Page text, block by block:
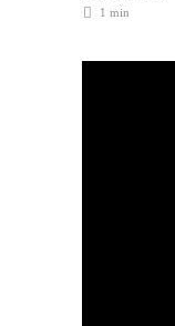
1 min